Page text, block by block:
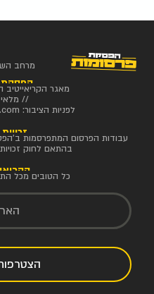
מרחב
הפסקת
מאגר הקריאייטיב
//
לפניות הציבור:
עבודות הפרסום המתפרסמות
בהתאם לחוק זכויות
כל הטובים מכל